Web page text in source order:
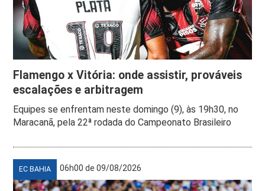
Flamengo x Vitória: onde assistir, prováveis
escalações e arbitragem
Equipes se enfrentam neste domingo (9), às 19h30, no
Maracanã, pela 22ª rodada do Campeonato Brasileiro
EC BAHIA 06h00 de 09/08/2026